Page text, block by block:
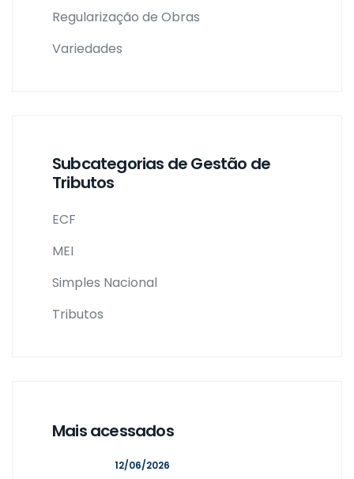
Regularização de Obras
Variedades
Subcategorias de Gestão de
Tributos
ECF
MEI
Simples Nacional
Tributos
Mais acessados
12/06/2026